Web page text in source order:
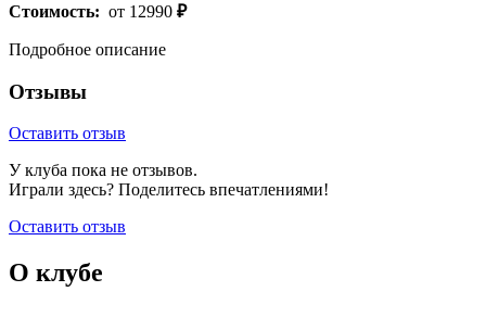
Стоимость: от 12990 ₽
Подробное описание
Отзывы
Оставить отзыв
У клуба пока не отзывов.
Играли здесь? Поделитесь впечатлениями!
Оставить отзыв
О клубе